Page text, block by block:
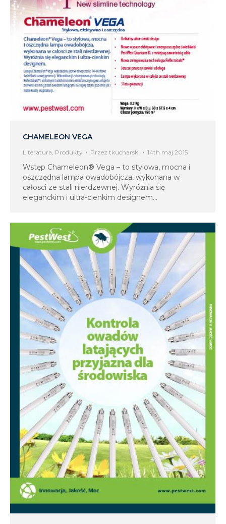
CHAMELEON VEGA
Literatura Produkty Przez tkucharski 14th maj 2015
Wstęp Chameleon® Vega – to stylowa, mocna i
oszczędna lampa owadobójcza, wykonana w
całosci ze stali nierdzewnej. Wyróżnia się
eleganckim i ultra-cienkim designem…